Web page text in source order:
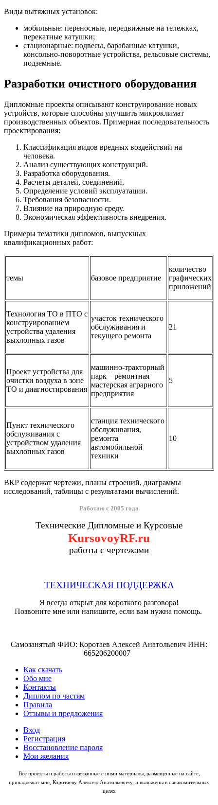
Виды вытяжных установок:
мобильные: переносные, передвижные на тележках,
перекатные катушки;
стационарные: подвесы, барабанные катушки,
консольно-поворотные устройства, рельсовые системы,
подземные.
Разработки очистного оборудования
Дипломные проекты описывают конструирование новых
устройств, которые способны улучшить микроклимат
производственных объектов. Примерная последовательность
проектирования:
Классификация видов вредных воздействий на
человека.
Анализ существующих конструкций.
Разработка оборудования.
Расчеты деталей, соединений.
Определение условий эксплуатации.
Требования безопасности.
Влияние на природную среду.
Экономическая эффективность внедрения.
Примеры тематики дипломов, выпускных
квалификационных работ:
темы базовое предприятие
количество
графических
приложений
Технология ТО в ПТО с
конструированием
устройства удаления
выхлопных газов
участок технического
обслуживания и
текущего ремонта
21
Проект устройства для
очистки воздуха в зоне
ТО и диагностирования
машинно-тракторный
парк – ремонтная
мастерская аграрного
предприятия
5
Пункт технического
обслуживания с
устройством удаления
выхлопных газов
станция технического
обслуживания,
ремонта
автомобильной
техники
10
ВКР содержат чертежи, планы строений, диаграммы
исследований, таблицы с результатами вычислений.
Работаю с 2005 года
Технические Дипломные и Курсовые
KursovoyRF.ru
работы с чертежами
ТЕХНИЧЕСКАЯ ПОДДЕРЖКА
Я всегда открыт для короткого разговора!
Позвоните мне или напишите, если вам нужна помощь.
Самозанятый ФИО: Коротаев Алексей Анатольевич ИНН:
665206200007
Как скачать
Обо мне
Контакты
Диплом по частям
Правила
Отзывы и предложения
Вход
Регистрация
Восстановление пароля
Мои желания
Все проекты и работы и связанные с ними материалы, размещенные на сайте,
принадлежат мне, Коротаеву Алексею Анатольевичу, и выложены в ознакомительных
целях